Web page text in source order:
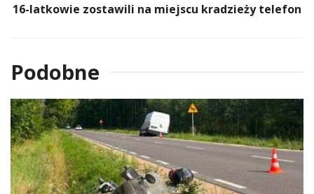
16-latkowie zostawili na miejscu kradzieży telefon
Podobne